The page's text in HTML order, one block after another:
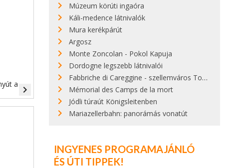
a navigate_next
Múzeum körúti ingaóra
Káli-medence látnivalók
Mura kerékpárút
Argosz
Monte Zoncolan - Pokol Kapuja
Dordogne legszebb látnivalói
Fabbriche di Careggine - szellemváros Toszkánában
Mémorial des Camps de la mort
Jódli túraút Königsleitenben
Mariazellerbahn: panorámás vonatút
INGYENES PROGRAMAJÁNLÓ
ÉS ÚTI TIPPEK!